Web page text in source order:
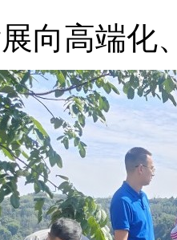
向高端化